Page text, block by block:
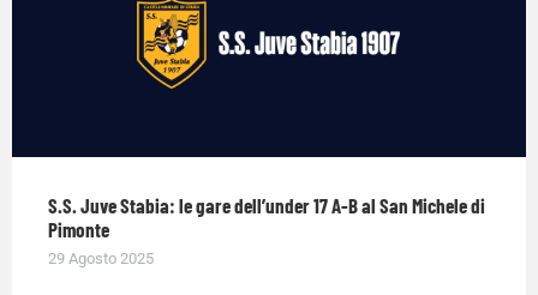
S.S. Juve Stabia: le gare dell’under 17 A-B al San Michele di
Pimonte
29 Agosto 2025